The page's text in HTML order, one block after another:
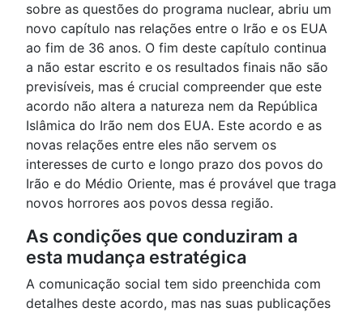
sobre as questões do programa nuclear, abriu um
novo capítulo nas relações entre o Irão e os EUA
ao fim de 36 anos. O fim deste capítulo continua
a não estar escrito e os resultados finais não são
previsíveis, mas é crucial compreender que este
acordo não altera a natureza nem da República
Islâmica do Irão nem dos EUA. Este acordo e as
novas relações entre eles não servem os
interesses de curto e longo prazo dos povos do
Irão e do Médio Oriente, mas é provável que traga
novos horrores aos povos dessa região.
As condições que conduziram a
esta mudança estratégica
A comunicação social tem sido preenchida com
detalhes deste acordo, mas nas suas publicações